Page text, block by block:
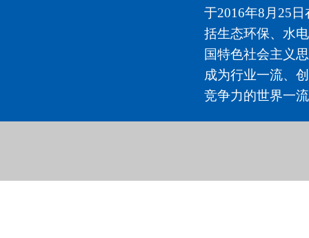
于2016年8月25
括生态环保、水
国特色社会主义
成为行业一流、
竞争力的世界一